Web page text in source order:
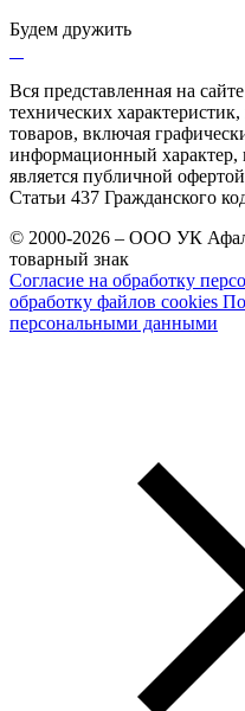
Будем дружить
Вся представленная на
технических
товаров, включая
информационный характер,
является публичной
Статьи 437 Гражданского
© 2000-2026 – ООО УК
товарный знак
Согласие на обработку
обработку файлов cookies
персональными данными